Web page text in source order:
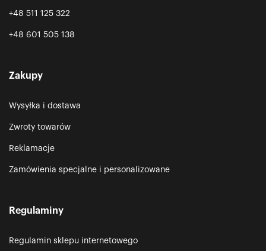
+48 511 125 322
+48 601 505 138
Zakupy
Wysyłka i dostawa
Zwroty towarów
Reklamacje
Zamówienia specjalne i personalizowane
Regulaminy
Regulamin sklepu internetowego